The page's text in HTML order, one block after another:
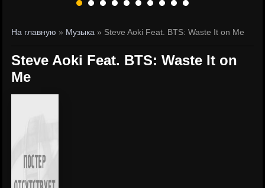
На главную » Музыка » Steve Aoki Feat. BTS: Waste It on Me
Steve Aoki Feat. BTS: Waste It on
Me